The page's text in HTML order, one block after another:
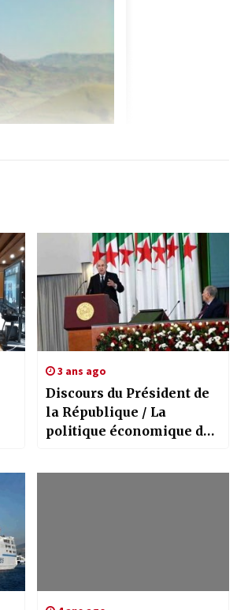
3 ans ago
Discours du Président de
la République / La
politique économique de